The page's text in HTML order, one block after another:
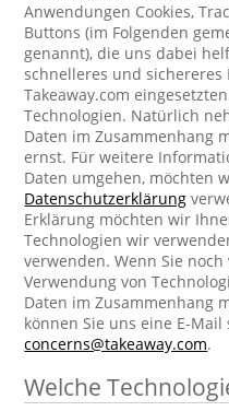
Anwendungen Cookies,
Buttons (im Folgenden
genannt), die uns dabei
schnelleres und
Takeaway.com
Technologien. Natürlich
Daten im Zusammenhang
ernst. Für weitere
Daten umgehen, möchten
Datenschutzerklärung
Erklärung möchten wir
Technologien wir
verwenden. Wenn Sie
Verwendung von
Daten im Zusammenhang
können Sie uns eine E-Mail
concerns@takeaway.com.
Welche